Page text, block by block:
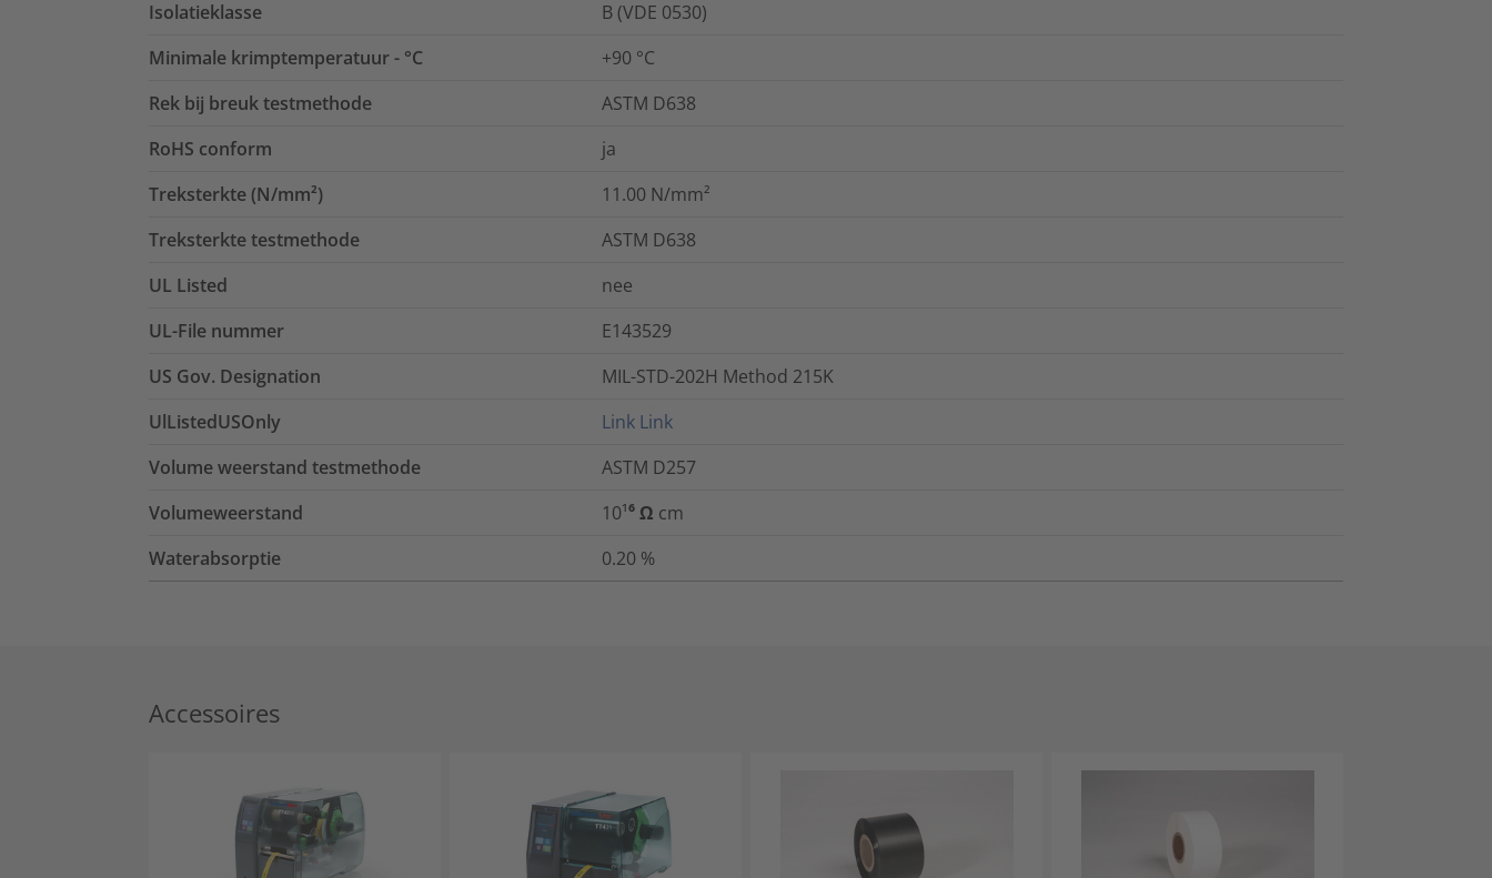
Isolatieklasse
B (VDE 0530)
Minimale krimptemperatuur - °C
+90 °C
Rek bij breuk testmethode
ASTM D638
RoHS conform
ja
Treksterkte (N/mm²)
11.00 N/mm²
Treksterkte testmethode
ASTM D638
UL Listed
nee
UL-File nummer
E143529
US Gov. Designation
MIL-STD-202H Method 215K
UlListedUSOnly
Link Link
Volume weerstand testmethode
ASTM D257
Volumeweerstand
10¹⁶ Ω cm
Waterabsorptie
0.20 %
Accessoires